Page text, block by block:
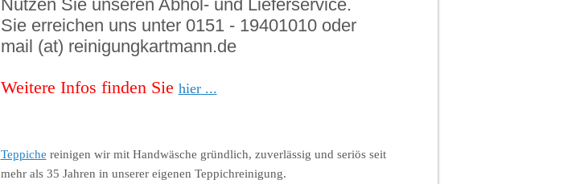
Nutzen Sie unseren Abhol- und Lieferservice.
Sie erreichen uns unter 0151 - 19401010 oder
mail (at) reinigungkartmann.de
Weitere Infos finden Sie hier ...
Teppiche reinigen wir mit Handwäsche gründlich, zuverlässig und seriös seit
mehr als 35 Jahren in unserer eigenen Teppichreinigung.